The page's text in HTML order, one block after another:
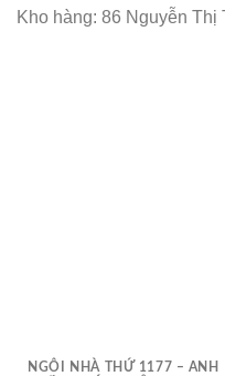
Kho hàng: 86 Nguyễn Thị
NGÔI NHÀ THỨ 1177 – ANH